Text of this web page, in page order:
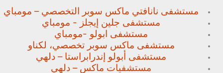
مستشفى نانافتي ماكس سوبر التخصصي – مومباي
مستشفى جلين إيجلز - مومباي
مستشفى ابولو -مومباي
مستشفى ماكس سوبر تخصصي، لكناو
مستشفى أبولو إندرابراستا – دلهي
مستشفيات ماكس – دلهي